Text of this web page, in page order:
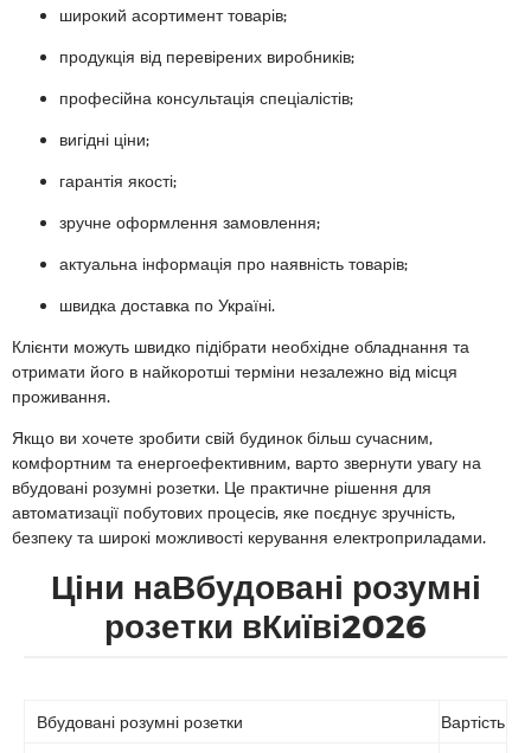
широкий асортимент товарів;
продукція від перевірених виробників;
професійна консультація спеціалістів;
вигідні ціни;
гарантія якості;
зручне оформлення замовлення;
актуальна інформація про наявність товарів;
швидка доставка по Україні.
Клієнти можуть швидко підібрати необхідне обладнання та
отримати його в найкоротші терміни незалежно від місця
проживання.
Якщо ви хочете зробити свій будинок більш сучасним,
комфортним та енергоефективним, варто звернути увагу на
вбудовані розумні розетки. Це практичне рішення для
автоматизації побутових процесів, яке поєднує зручність,
безпеку та широкі можливості керування електроприладами.
Ціни наВбудовані розумні
розетки вКиїві2026
Вбудовані розумні розетки Вартість